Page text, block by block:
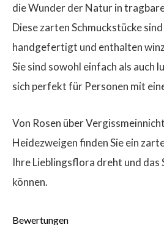
die Wunder der Natur in
Diese zarten Schmuckstücke
handgefertigt und enthalten
Sie sind sowohl einfach als auch
sich perfekt für Personen mit
Von Rosen über
Heidezweigen finden Sie ein
Ihre Lieblingsflora dreht und das
können.
Bewertungen